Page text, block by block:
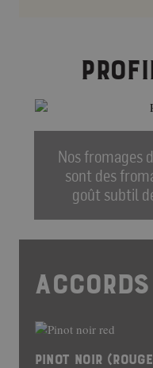
Nos fromages
sont des
goût subtil
ACCORDS
PINOT NOIR